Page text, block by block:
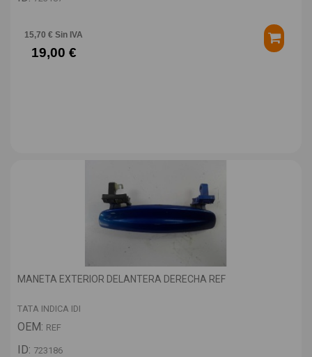
15,70 € Sin IVA
19,00 €
MANETA EXTERIOR DELANTERA DERECHA REF
TATA INDICA IDI
OEM: REF
ID: 723186